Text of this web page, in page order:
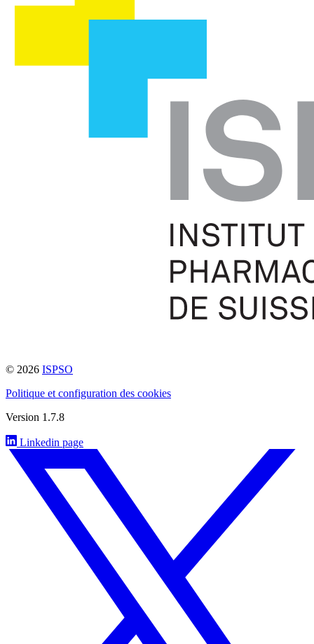
© 2026 ISPSO
Politique et configuration des cookies
Version 1.7.8
Linkedin page